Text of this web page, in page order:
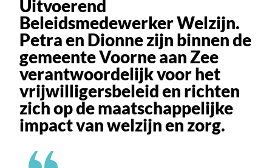
Uitvoerend
Beleidsmedewerker Welzijn.
Petra en Dionne zijn binnen de
gemeente Voorne aan Zee
verantwoordelijk voor het
vrijwilligersbeleid en richten
zich op de maatschappelijke
impact van welzijn en zorg.